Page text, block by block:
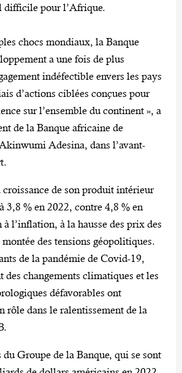
difficile pour l’Afrique.
chocs mondiaux, la Banque
a une fois de plus
indéfectible envers les pays
d’actions ciblées conçues pour
sur l’ensemble du continent », a
de la Banque africaine de
Adesina, dans l’avant-
de son produit intérieur
3,8 % en 2022, contre 4,8 % en
l’inflation, à la hausse des prix des
des tensions géopolitiques.
de la pandémie de Covid-19,
des changements climatiques et les
défavorables ont
rôle dans le ralentissement de la
Groupe de la Banque, qui se sont